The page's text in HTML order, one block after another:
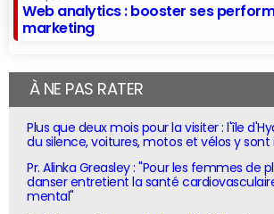
Web analytics : booster ses
marketing
À NE PAS RATER
Plus que deux mois pour la visiter : l'île
du silence, voitures, motos et vélos y sont
Pr. Alinka Greasley : "Pour les femmes de
danser entretient la santé
mental"